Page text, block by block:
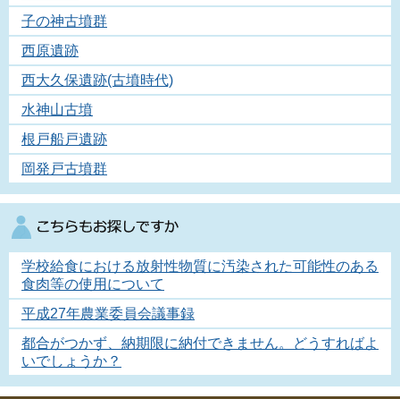
子の神古墳群
西原遺跡
西大久保遺跡(古墳時代)
水神山古墳
根戸船戸遺跡
岡発戸古墳群
学校給食における放射性物質に汚染された可能性のある
食肉等の使用について
平成27年農業委員会議事録
都合がつかず、納期限に納付できません。どうすればよ
いでしょうか？